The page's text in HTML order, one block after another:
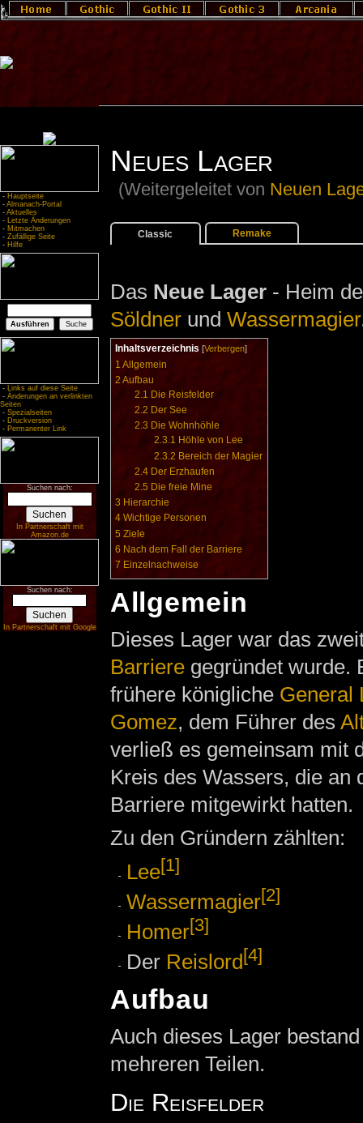
- Hauptseite
- Almanach-Portal
- Aktuelles
- Letzte Änderungen
- Mitmachen
- Zufällige Seite
- Hilfe
- Links auf diese Seite
- Änderungen an verlinkten
Seiten
- Spezialseiten
- Druckversion
- Permanenter Link
Suchen nach:
In Partnerschaft mit
Amazon.de
Suchen nach:
In Partnerschaft mit Google
Neues Lager
(Weitergeleitet von Neuen
Classic Remake
Das Neue Lager- Heim
Söldnerund Wassermagier
Inhaltsverzeichnis [Verbergen]
1 Allgemein
2 Aufbau
2.1 Die Reisfelder
2.2 Der See
2.3 Die Wohnhöhle
2.3.1 Höhle von Lee
2.3.2 Bereich der Magier
2.4 Der Erzhaufen
2.5 Die freie Mine
3 Hierarchie
4 Wichtige Personen
5 Ziele
6 Nach dem Fall der Barriere
7 Einzelnachweise
Allgemein
Dieses Lager war das
Barrieregegründet wurde.
frühere königliche General
Gomez, dem Führer des
verließ es gemeinsam mit
Kreis des Wassers, die an
Barriere mitgewirkt hatten.
Zu den Gründern zählten:
Lee[1]
Wassermagier[2]
Homer[3]
Der Reislord[4]
Aufbau
Auch dieses Lager
mehreren Teilen.
Die Reisfelder